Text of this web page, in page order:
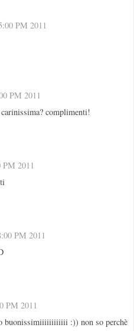
PM 2011
PM 2011
complimenti!
PM 2011
PM 2011
PM 2011
buonissimiiiiiiiiiiii :)) non so perchè